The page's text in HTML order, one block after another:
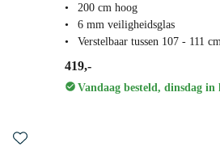
200 cm hoog
6 mm veiligheidsglas
Verstelbaar tussen 107 - 111 cm
419,-
Vandaag besteld, dinsdag in